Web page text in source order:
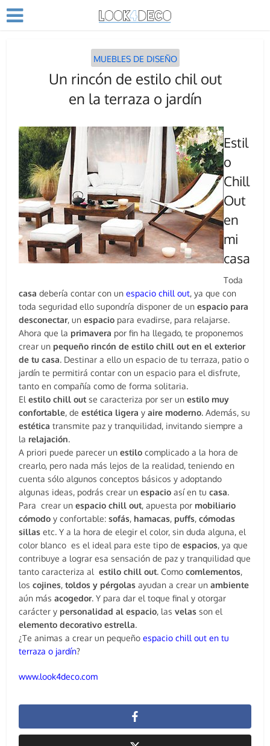
MUEBLES DE DISEÑO
Un rincón de estilo chil out
en la terraza o jardín
Estil
o
Chill
Out
en
mi
casa
Toda
casa debería contar con unespacio chill out, ya que con
toda seguridad ello supondría disponer de unespacio para
desconectar, unespacio para evadirse, para relajarse.
Ahora que la primavera por fin ha llegado, te proponemos
crear un pequeño rincón de estilo chill out en el exterior
de tu casa. Destinar a ello un espacio de tu terraza, patio o
jardín te permitirá contar con un espacio para el disfrute,
tanto en compañía como de forma solitaria.
Elestilo chill out se caracteriza por ser unestilo muy
confortable, deestética ligera yaire moderno. Además, su
estética transmite paz y tranquilidad, invitando siempre a
la relajación.
A priori puede parecer unestilo complicado a la hora de
crearlo, pero nada más lejos de la realidad, teniendo en
cuenta sólo algunos conceptos básicos y adoptando
algunas ideas, podrás crear unespacio así en tu casa.
Para crear unespacio chill out, apuesta por mobiliario
cómodo y confortable:sofás, hamacas, puffs,cómodas
sillas etc. Y a la hora de elegir el color, sin duda alguna, el
color blanco es el ideal para este tipo deespacios, ya que
contribuye a lograr esa sensación de paz y tranquilidad que
tanto caracteriza alestilo chill out. Como comlementos,
loscojines, toldos y pérgolas ayudan a crear un ambiente
aún másacogedor. Y para dar el toque final y otorgar
carácter y personalidad al espacio, lasvelas son el
elemento decorativo estrella.
¿Te animas a crear un pequeñoespacio chill out en tu
terraza o jardín?
www.look4deco.com